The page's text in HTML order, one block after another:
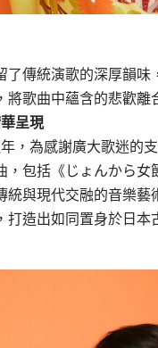
了傳統演歌的深厚韻
歌曲中蘊含的悲歡
呈現
，為感謝廣大歌迷的
，包括《じょんから
統與現代交融的音樂
打造出如同置身於日